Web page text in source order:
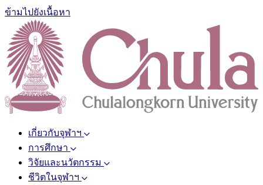
ข้ามไปยังเนื้อหา
เกี่ยวกับจุฬาฯ
การศึกษา
วิจัยและนวัตกรรม
ชีวิตในจุฬาฯ